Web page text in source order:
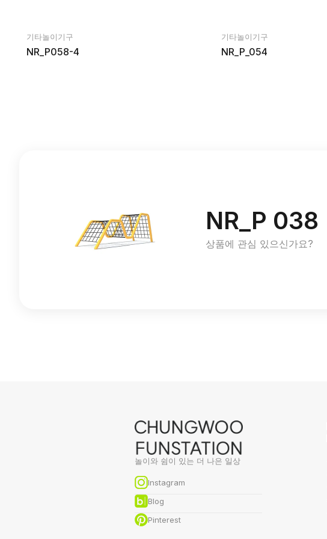
기타놀이기구
NR_P058-4
기타놀이기구
NR_P_054
NR_P 038
상품에 관심 있으신가요?
놀이와 쉼이 있는 더 나은 일상
Instagram
Blog
Pinterest